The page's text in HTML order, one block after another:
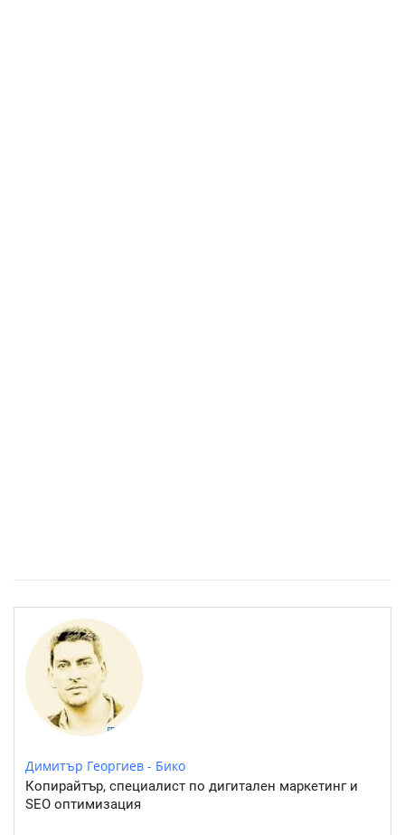
Димитър Георгиев - Бико
Копирайтър, специалист по дигитален маркетинг и
SEO оптимизация